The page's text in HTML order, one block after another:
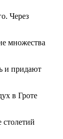
Через
множества
и придают
в Гроте